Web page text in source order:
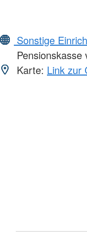
Sonstige
Karte: Link zur